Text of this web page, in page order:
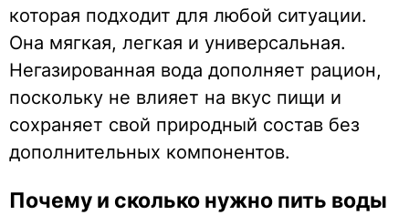
которая подходит для любой ситуации.
Она мягкая, легкая и универсальная.
Негазированная вода дополняет рацион,
поскольку не влияет на вкус пищи и
сохраняет свой природный состав без
дополнительных компонентов.
Почему и сколько нужно пить воды